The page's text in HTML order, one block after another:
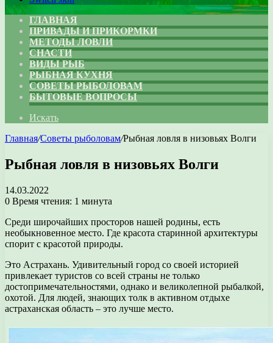
ГЛАВНАЯ
ПРИВАДЫ И ПРИКОРМКИ
МЕТОДЫ ЛОВЛИ
СНАСТИ
ВИДЫ РЫБ
РЫБНАЯ КУХНЯ
СОВЕТЫ РЫБОЛОВАМ
БЫТОВЫЕ ВОПРОСЫ
Искать
Главная/Советы рыболовам/Рыбная ловля в низовьях Волги
Рыбная ловля в низовьях Волги
14.03.2022
0 Время чтения: 1 минута
Среди широчайших просторов нашей родины, есть
необыкновенное место. Где красота старинной архитектуры
спорит с красотой природы.
Это Астрахань. Удивительный город со своей историей
привлекает туристов со всей страны не только
достопримечательностями, однако и великолепной рыбалкой,
охотой. Для людей, знающих толк в активном отдыхе
астраханская область – это лучше место.